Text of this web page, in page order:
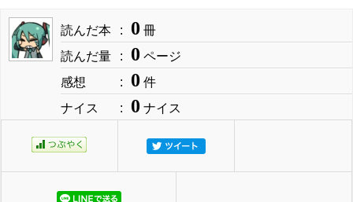
読んだ本 0 冊
読んだ量
0 ページ
感想
0 件
ナイス
0 ナイス